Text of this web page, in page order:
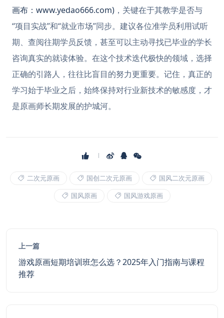
画布：www.yedao666.com) ，关键在于其教学是否与
“项目实战”和“就业市场”同步。建议各位准学员利用试听
期、查阅往期学员反馈，甚至可以主动寻找已毕业的学长
咨询真实的就读体验。在这个技术迭代极快的领域，选择
正确的引路人，往往比盲目的努力更重要。记住，真正的
学习始于毕业之后，始终保持对行业新技术的敏感度，才
是原画师长期发展的护城河。
二次元原画 国创二次元原画
国风二次元原画
国风原画
国风游戏原画
上一篇
游戏原画短期培训班怎么选？2025年入门指南与课程
推荐